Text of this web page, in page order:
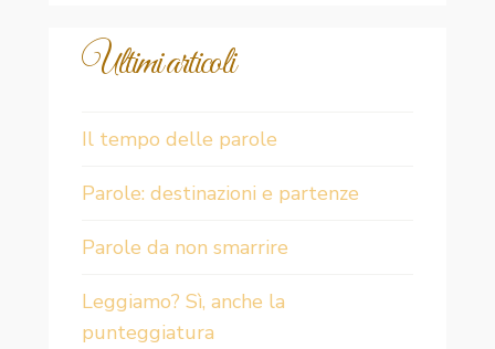
Ultimi articoli
Il tempo delle parole
Parole: destinazioni e partenze
Parole da non smarrire
Leggiamo? Sì, anche la
punteggiatura